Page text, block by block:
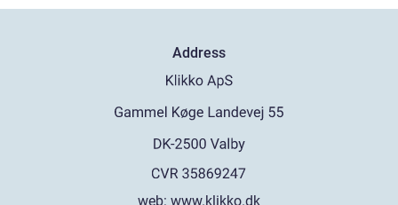
Address
web: www.klikko.dk